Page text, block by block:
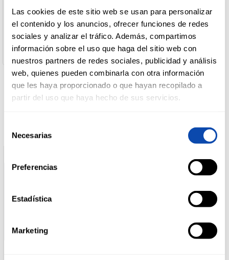
Las cookies de este sitio web se usan para personalizar
el contenido y los anuncios, ofrecer funciones de redes
sociales y analizar el tráfico. Además, compartimos
información sobre el uso que haga del sitio web con
nuestros partners de redes sociales, publicidad y análisis
web, quienes pueden combinarla con otra información
que les haya proporcionado o que hayan recopilado a
partir del uso que haya hecho de sus servicios.
Necesarias
Preferencias
Estadística
Marketing
Y LIMPIEZA
PERFUMERÍA
E HIGIENE
BAZAR
Dirección del Operador:
Ctra de Burgos Km 117 47194 FUENSALDAÑA VALLADOLID
Cantidad neta:
100 gr
Productos relacionados